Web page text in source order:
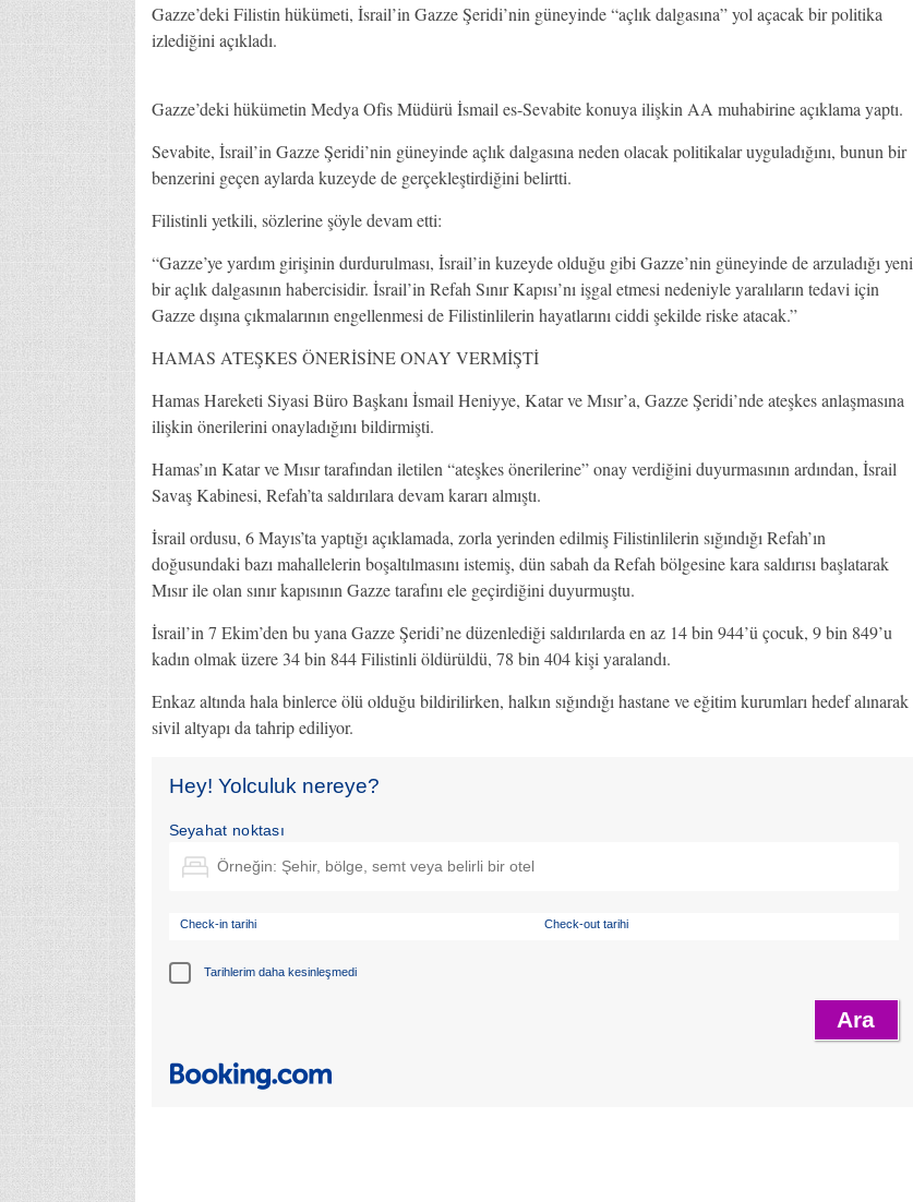
Gazze’deki Filistin hükümeti, İsrail’in Gazze Şeridi’nin güneyinde “açlık dalgasına” yol açacak bir politika
izlediğini açıkladı.
Gazze’deki hükümetin Medya Ofis Müdürü İsmail es-Sevabite konuya ilişkin AA muhabirine açıklama yaptı.
Sevabite, İsrail’in Gazze Şeridi’nin güneyinde açlık dalgasına neden olacak politikalar uyguladığını, bunun bir
benzerini geçen aylarda kuzeyde de gerçekleştirdiğini belirtti.
Filistinli yetkili, sözlerine şöyle devam etti:
“Gazze’ye yardım girişinin durdurulması, İsrail’in kuzeyde olduğu gibi Gazze’nin güneyinde de arzuladığı yeni
bir açlık dalgasının habercisidir. İsrail’in Refah Sınır Kapısı’nı işgal etmesi nedeniyle yaralıların tedavi için
Gazze dışına çıkmalarının engellenmesi de Filistinlilerin hayatlarını ciddi şekilde riske atacak.”
HAMAS ATEŞKES ÖNERİSİNE ONAY VERMİŞTİ
Hamas Hareketi Siyasi Büro Başkanı İsmail Heniyye, Katar ve Mısır’a, Gazze Şeridi’nde ateşkes anlaşmasına
ilişkin önerilerini onayladığını bildirmişti.
Hamas’ın Katar ve Mısır tarafından iletilen “ateşkes önerilerine” onay verdiğini duyurmasının ardından, İsrail
Savaş Kabinesi, Refah’ta saldırılara devam kararı almıştı.
İsrail ordusu, 6 Mayıs’ta yaptığı açıklamada, zorla yerinden edilmiş Filistinlilerin sığındığı Refah’ın
doğusundaki bazı mahallelerin boşaltılmasını istemiş, dün sabah da Refah bölgesine kara saldırısı başlatarak
Mısır ile olan sınır kapısının Gazze tarafını ele geçirdiğini duyurmuştu.
İsrail’in 7 Ekim’den bu yana Gazze Şeridi’ne düzenlediği saldırılarda en az 14 bin 944’ü çocuk, 9 bin 849’u
kadın olmak üzere 34 bin 844 Filistinli öldürüldü, 78 bin 404 kişi yaralandı.
Enkaz altında hala binlerce ölü olduğu bildirilirken, halkın sığındığı hastane ve eğitim kurumları hedef alınarak
sivil altyapı da tahrip ediliyor.
Hey! Yolculuk nereye?
Seyahat noktası
Check-in tarihi Check-out tarihi
Tarihlerim daha kesinleşmedi